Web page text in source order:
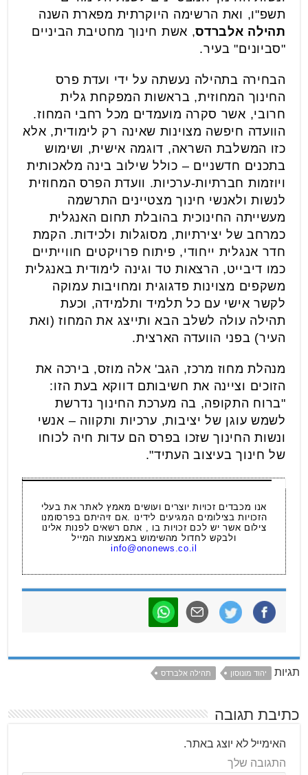
תשפ"ו, ואת הרשימה היוקרתית מפארת השנה
תהילה אלברדס, אשת חינוך מחטיבת הביניים
"סביונים" בעיר.
הבחירה בתהילה נעשתה על ידי ועדת פרס
החינוך המחוזית, בראשות המפקחת גלית
חרובי, אשר סקרה מועמדים מכל רחבי המחוז.
הוועדה חיפשה מצוינות שאינה רק לימודית, אלא
כזו המשלבת השראה, דוגמה אישית, ושימוש
בתכנים חדשניים – כולל שילוב בינה מלאכותית
ויוזמות חברתיות-ערכיות. וועדת הפרס המחוזית
לנשות ולאנשי חינוך מצטיינים התרשמה
מעשייתה החינוכית בהובלת תחום האנגלית
כמרחב של יצירתיות, מסוגלות ולכידות. הקמת
חדר אנגלית ייחודי, פיתוח פרויקטים חווייתיים
כמו דיבייט, הרצאות טד וגינה לימודית באנגלית
משקפים מצוינות פדגוגית ומחויבות עמוקה
לקשר אישי עם כל תלמיד ותלמידה, וכעת
תהילה עולה לשלב הבא ותייצג את המחוז (ואת
העיר) בפני הוועדה הארצית.
מנהלת מחוז מרכז, הגב' אלה מוזס, בירכה את
הזוכים וציינה את חשיבותם דווקא בעת הזו:
"ברוח התקופה, בה מערכת החינוך נדרשת
לשמש עוגן של יציבות, ערכיות ותקווה – אנשי
ונשות החינוך שזכו בפרס הם עדות חיה לכוחו
של חינוך בעיצוב העתיד".
אנו מכבדים זכויות יוצרים ועושים מאמץ לאתר את בעלי
הזכויות בצילומים המגיעים לידינו .אם זיהיתם בפרסומנו
צילום אשר יש לכם זכויות בו , אתם רשאים לפנות אלינו
ולבקש לחדול מהשימוש באמצעות המייל
info@ononews.co.il
תגיות יהוד מונוסון תהילה אלברדס
כתיבת תגובה
האימייל לא יוצג באתר.
התגובה שלך